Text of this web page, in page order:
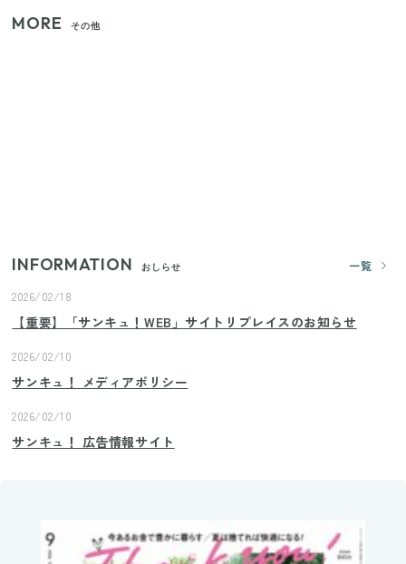
MORE その他
INFORMATION おしらせ
一覧
2026/02/18
【重要】「サンキュ！WEB」サイトリプレイスのお知らせ
2026/02/10
サンキュ！ メディアポリシー
2026/02/10
サンキュ！ 広告情報サイト